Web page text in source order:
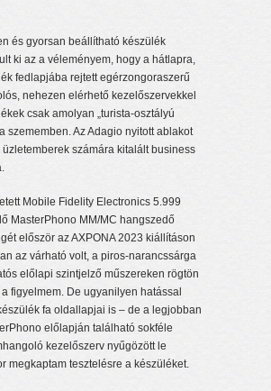
és gyorsan beállítható készülék
ki az a véleményem, hogy a hátlapra,
fedlapjába rejtett egérzongoraszerű
nehezen elérhető kezelőszervekkel
csak amolyan „turista-osztályú
szememben. Az Adagio nyitott ablakot
üzletemberek számára kitalált business
Mobile Fidelity Electronics 5.999
MasterPhono MM/MC hangszedő
először az AXPONA 2023 kiállításon
az várható volt, a piros-narancssárga
előlapi szintjelző műszereken rögtön
figyelmem. De ugyanilyen hatással
fa oldallapjai is – de a legjobban
előlapján található sokféle
kezelőszerv nyűgözött le
megkaptam tesztelésre a készüléket.